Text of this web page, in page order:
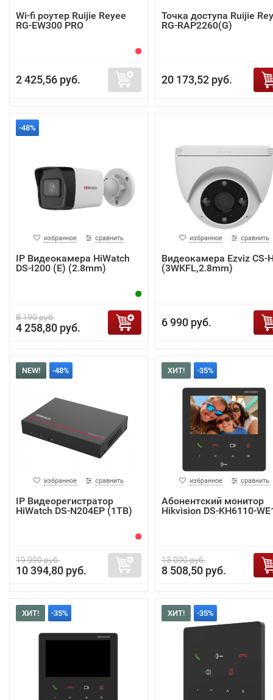
Wi-fi роутер Ruijie Reyee
RG-EW300 PRO
2 425,56 руб.
Точка доступа Ruijie
RG-RAP2260(G)
20 173,52 руб.
-48%
избранное сравнить
IP Видеокамера HiWatch
DS-I200 (E) (2.8mm)
8 190 руб.
4 258,80 руб.
избранное сравнить
Видеокамера Ezviz CS-
(3WKFL,2.8mm)
6 990 руб.
NEW! -48%
избранное сравнить
IP Видеорегистратор
HiWatch DS-N204EP (1TB)
19 990 руб.
10 394,80 руб.
ХИТ! -35%
избранное сравнить
Абонентский монитор
Hikvision DS-KH6110-
13 090 руб.
8 508,50 руб.
ХИТ! -35% ХИТ! -35%